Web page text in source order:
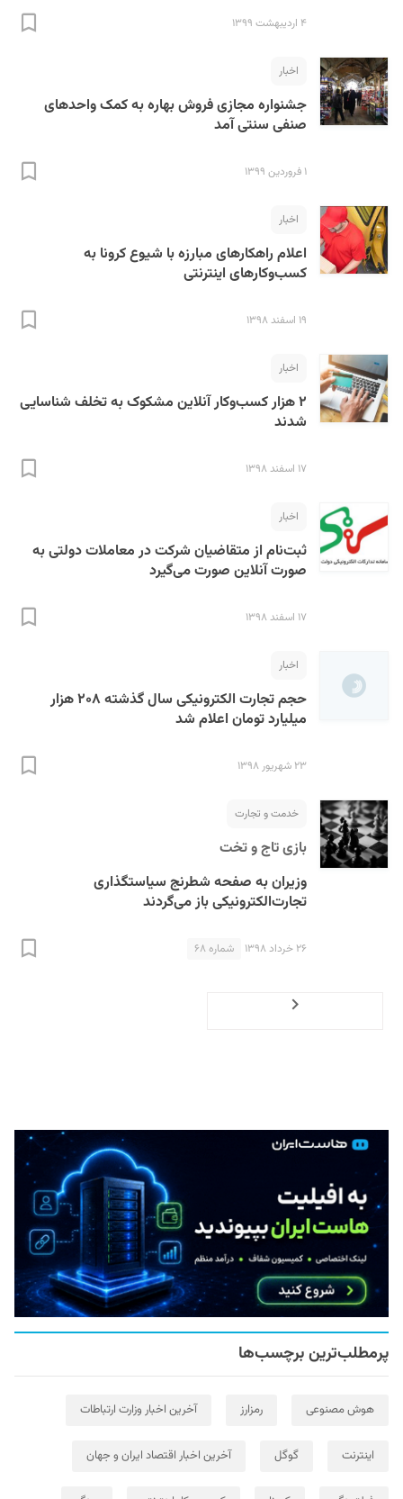
۴ اردیبهشت ۱۳۹۹
اخبار
جشنواره مجازی فروش بهاره به کمک واحدهای
صنفی سنتی آمد
۱ فروردین ۱۳۹۹
اخبار
اعلام راهکارهای مبارزه با شیوع کرونا به
کسب‌وکارهای اینترنتی
۱۹ اسفند ۱۳۹۸
اخبار
۲ هزار کسب‌وکار آنلاین مشکوک به تخلف شناسایی
شدند
۱۷ اسفند ۱۳۹۸
اخبار
ثبت‌نام از متقاضیان شرکت در معاملات دولتی به
صورت آنلاین صورت می‌گیرد
۱۷ اسفند ۱۳۹۸
اخبار
حجم تجارت الکترونیکی سال گذشته ۲۰۸ هزار
میلیارد تومان اعلام شد
۲۳ شهریور ۱۳۹۸
خدمت و تجارت
بازی تاج و تخت
وزیران به صفحه شطرنج سیاستگذاری
تجارت‌الکترونیکی باز می‌گردند
۲۶ خرداد ۱۳۹۸ شماره ۶۸
پرمطلب‌ترین برچسب‌ها
هوش مصنوعی رمزارز آخرین اخبار وزارت ارتباطات
اینترنت گوگل آخرین اخبار اقتصاد ایران و جهان